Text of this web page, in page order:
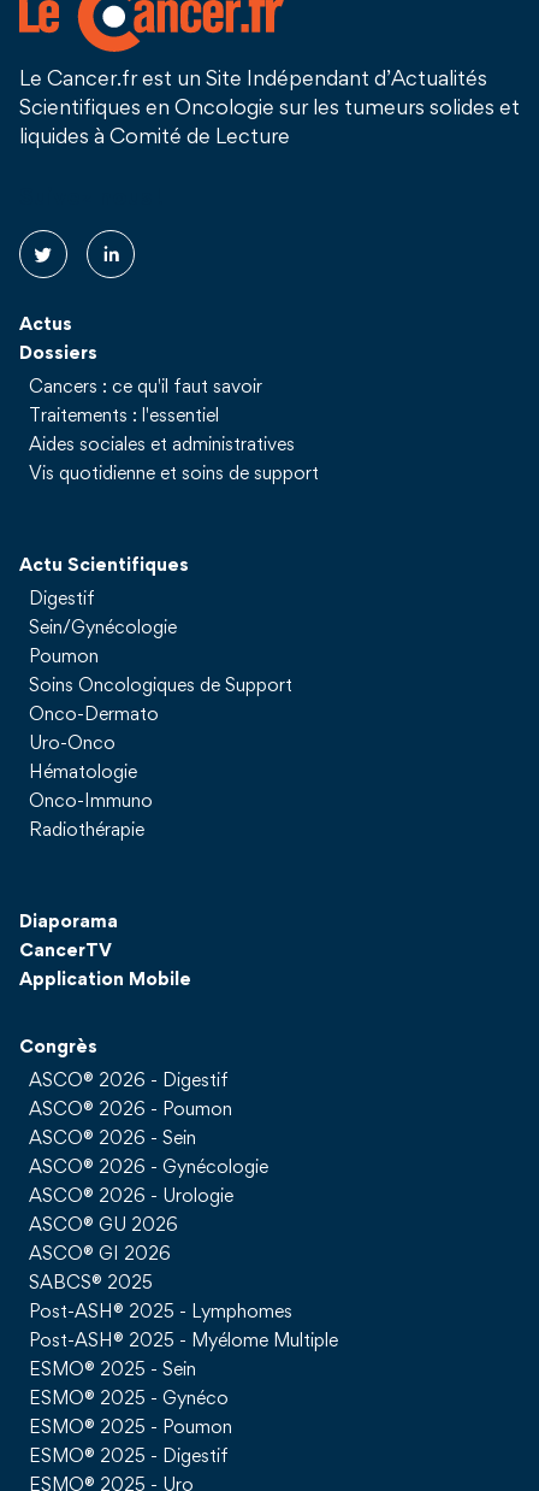
Le Cancer.fr est un Site Indépendant d’Actualités
Scientifiques en Oncologie sur les tumeurs solides et
liquides à Comité de Lecture
Actus
Dossiers
Cancers : ce qu'il faut savoir
Traitements : l'essentiel
Aides sociales et administratives
Vis quotidienne et soins de support
Actu Scientifiques
Digestif
Sein/Gynécologie
Poumon
Soins Oncologiques de Support
Onco-Dermato
Uro-Onco
Hématologie
Onco-Immuno
Radiothérapie
Diaporama
CancerTV
Application Mobile
Congrès
ASCO® 2026 - Digestif
ASCO® 2026 - Poumon
ASCO® 2026 - Sein
ASCO® 2026 - Gynécologie
ASCO® 2026 - Urologie
ASCO® GU 2026
ASCO® GI 2026
SABCS® 2025
Post-ASH® 2025 - Lymphomes
Post-ASH® 2025 - Myélome Multiple
ESMO® 2025 - Sein
ESMO® 2025 - Gynéco
ESMO® 2025 - Poumon
ESMO® 2025 - Digestif
ESMO® 2025 - Uro